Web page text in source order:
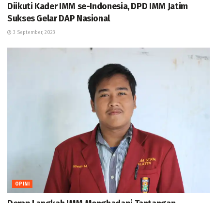
Diikuti Kader IMM se-Indonesia, DPD IMM Jatim
Sukses Gelar DAP Nasional
3 September, 2023
OPINI